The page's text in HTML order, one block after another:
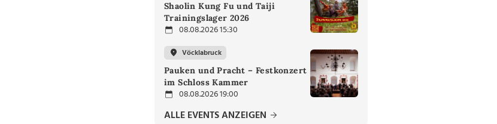
Shaolin Kung Fu und Taiji
Trainingslager 2026
08.08.2026 15:30
Vöcklabruck
Pauken und Pracht – Festkonzert
im Schloss Kammer
08.08.2026 19:00
ALLE EVENTS ANZEIGEN